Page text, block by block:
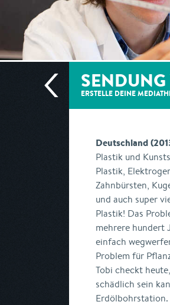
SENDUNG
ERSTELLE DEINE
Deutschland
Plastik und
Plastik,
Zahnbürsten,
und auch super
Plastik! Das
mehrere hundert
einfach
Problem für
Tobi checkt
schädlich sein